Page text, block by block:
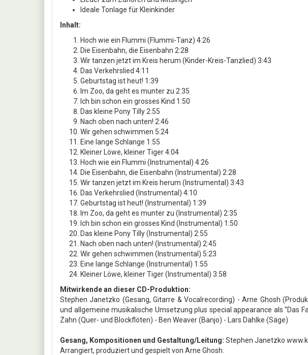
Ideale Tonlage für Kleinkinder
Inhalt:
Hoch wie ein Flummi (Flummi-Tanz) 4:26
Die Eisenbahn, die Eisenbahn 2:28
Wir tanzen jetzt im Kreis herum (Kinder-Kreis-Tanzlied) 3:43
Das Verkehrslied 4:11
Geburtstag ist heut! 1:39
Im Zoo, da geht es munter zu 2:35
Ich bin schon ein grosses Kind 1:50
Das kleine Pony Tilly 2:55
Nach oben nach unten! 2:46
Wir gehen schwimmen 5:24
Eine lange Schlange 1:55
Kleiner Löwe, kleiner Tiger 4:04
Hoch wie ein Flummi (Instrumental) 4:26
Die Eisenbahn, die Eisenbahn (Instrumental) 2:28
Wir tanzen jetzt im Kreis herum (Instrumental) 3:43
Das Verkehrslied (Instrumental) 4:10
Geburtstag ist heut! (Instrumental) 1:39
Im Zoo, da geht es munter zu (Instrumental) 2:35
Ich bin schon ein grosses Kind (Instrumental) 1:50
Das kleine Pony Tilly (Instrumental) 2:55
Nach oben nach unten! (Instrumental) 2:45
Wir gehen schwimmen (Instrumental) 5:23
Eine lange Schlange (Instrumental) 1:55
Kleiner Löwe, kleiner Tiger (Instrumental) 3:58
Mitwirkende an dieser CD-Produktion:
Stephen Janetzko (Gesang, Gitarre & Vocalrecording) - Arne Ghosh
und allgemeine musikalische Umsetzung plus special appearance als ''Das
Zahn (Quer- und Blockflöten) - Ben Weaver (Banjo) - Lars Dahlke (Säge)
Gesang, Kompositionen und Gestaltung/Leitung: Stephen Janetzko
Arrangiert, produziert und gespielt von Arne Ghosh.